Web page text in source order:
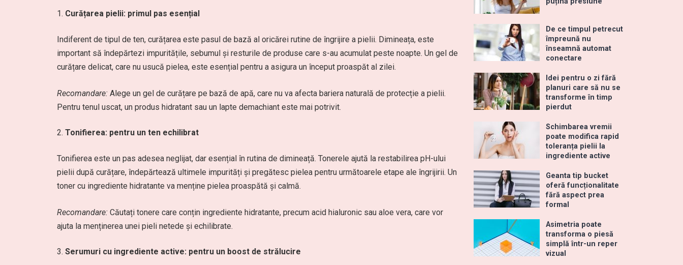
Curățarea pielii: primul pas esențial
Indiferent de tipul de ten, curățarea este pasul de bază al oricărei rutine de îngrijire a pielii. Dimineața, este
important să îndepărtezi impuritățile, sebumul și resturile de produse care s-au acumulat peste noapte. Un gel de
curățare delicat, care nu usucă pielea, este esențial pentru a asigura un început proaspăt al zilei.
Recomandare: Alege un gel de curățare pe bază de apă, care nu va afecta bariera naturală de protecție a pielii.
Pentru tenul uscat, un produs hidratant sau un lapte demachiant este mai potrivit.
Tonifierea: pentru un ten echilibrat
Tonifierea este un pas adesea neglijat, dar esențial în rutina de dimineață. Tonerele ajută la restabilirea pH-ului
pielii după curățare, îndepărtează ultimele impurități și pregătesc pielea pentru următoarele etape ale îngrijirii. Un
toner cu ingrediente hidratante va menține pielea proaspătă și calmă.
Recomandare: Căutați tonere care conțin ingrediente hidratante, precum acid hialuronic sau aloe vera, care vor
ajuta la menținerea unei pieli netede și echilibrate.
Serumuri cu ingrediente active: pentru un boost de strălucire
De ce timpul petrecut
împreună nu
înseamnă automat
conectare
Idei pentru o zi fără
planuri care să nu se
transforme în timp
pierdut
Schimbarea vremii
poate modifica rapid
toleranța pielii la
ingrediente active
Geanta tip bucket
oferă funcționalitate
fără aspect prea
formal
Asimetria poate
transforma o piesă
simplă într-un reper
vizual